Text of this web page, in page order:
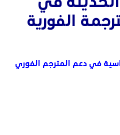
الفورية
في دعم المترجم الفوري